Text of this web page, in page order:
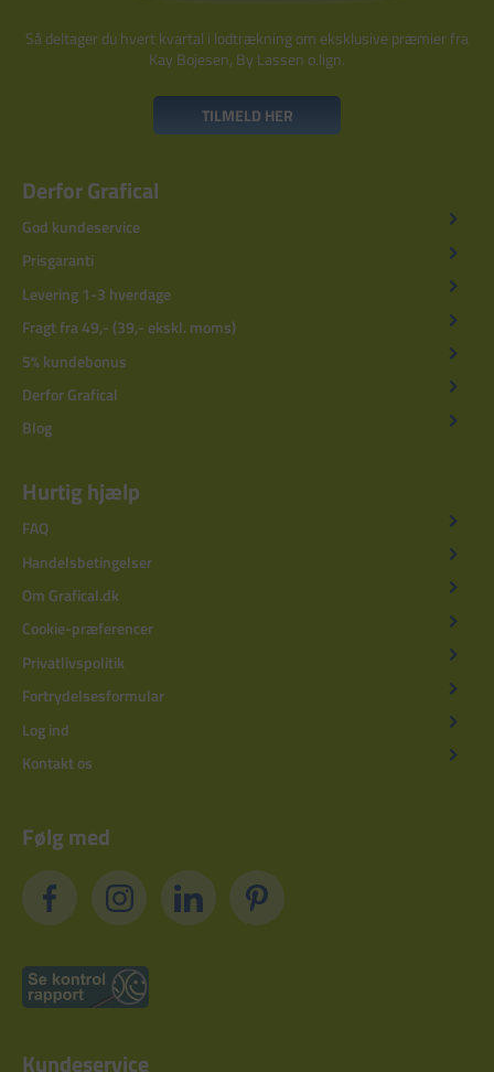
Så deltager du hvert kvartal i lodtrækning om eksklusive præmier fra
Kay Bojesen, By Lassen o.lign.
TILMELD HER
Derfor Grafical
God kundeservice
Prisgaranti
Levering 1-3 hverdage
Fragt fra 49,- (39,- ekskl. moms)
5% kundebonus
Derfor Grafical
Blog
Hurtig hjælp
FAQ
Handelsbetingelser
Om Grafical.dk
Cookie-præferencer
Privatlivspolitik
Fortrydelsesformular
Log ind
Kontakt os
Følg med
Kundeservice